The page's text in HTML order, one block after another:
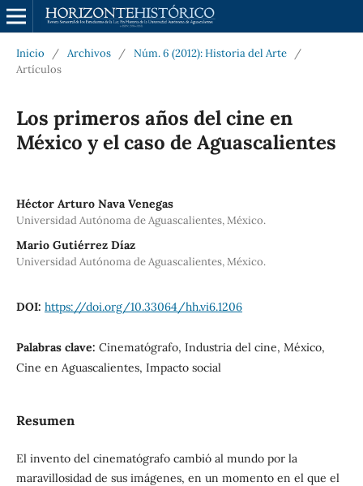
Inicio / Archivos / Núm. 6 (2012): Historia del Arte
/
Artículos
Los primeros años del cine en
México y el caso de Aguascalientes
Héctor Arturo Nava Venegas
Universidad Autónoma de Aguascalientes, México.
Mario Gutiérrez Díaz
Universidad Autónoma de Aguascalientes, México.
DOI: https://doi.org/10.33064/hh.vi6.1206
Palabras clave: Cinematógrafo, Industria del cine, México,
Cine en Aguascalientes, Impacto social
Resumen
El invento del cinematógrafo cambió al mundo por la
maravillosidad de sus imágenes, en un momento en el que el